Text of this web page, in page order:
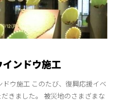
ンドウ施工
ウ施工 このたび、復興応援イベ
きました。 被災地のさまざまな